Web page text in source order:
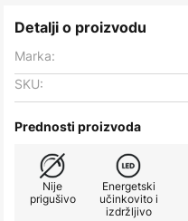
Detalji o proizvodu
Marka:
SKU:
Prednosti proizvoda
Nije
prigušivo
Energetski
učinkovito i
izdržljivo